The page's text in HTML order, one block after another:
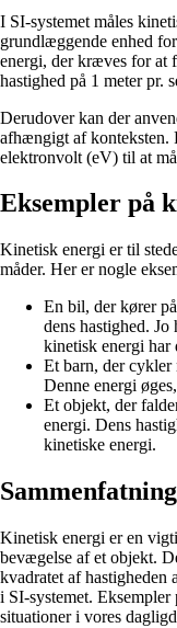
I SI-systemet måles
grundlæggende enhed
energi, der kræves for at
hastighed på 1 meter pr.
Derudover kan der
afhængigt af konteksten.
elektronvolt (eV) til at
Eksempler på
Kinetisk energi er til
måder. Her er nogle
En bil, der kører
dens hastighed.
kinetisk energi har
Et barn, der cykler
Denne energi
Et objekt, der
energi. Dens
kinetiske energi.
Sammenfatning
Kinetisk energi er en
bevægelse af et objekt.
kvadratet af hastigheden
i SI-systemet.
situationer i vores